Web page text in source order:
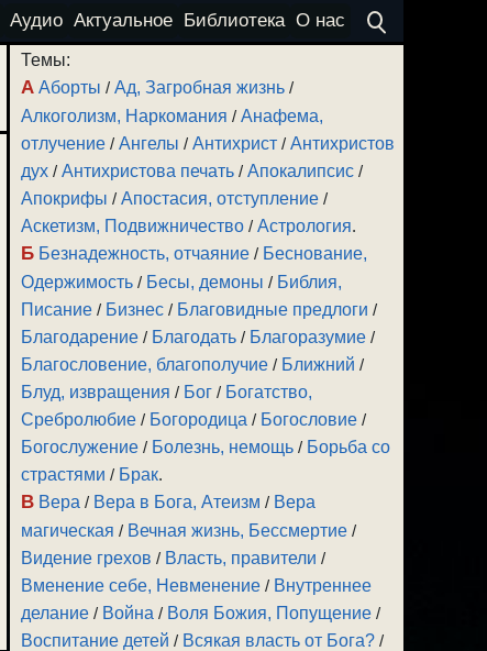
Аудио Актуальное Библиотека О нас
Темы:
А Аборты /Ад, Загробная жизнь /
Алкоголизм, Наркомания /Анафема,
отлучение /Ангелы /Антихрист /Антихристов
дух /Антихристова печать /Апокалипсис /
Апокрифы /Апостасия, отступление /
Аскетизм, Подвижничество /Астрология.
Б Безнадежность, отчаяние / Беснование,
Одержимость / Бесы, демоны / Библия,
Писание / Бизнес / Благовидные предлоги /
Благодарение / Благодать / Благоразумие /
Благословение, благополучие / Ближний /
Блуд, извращения / Бог / Богатство,
Сребролюбие / Богородица / Богословие /
Богослужение / Болезнь, немощь / Борьба со
страстями / Брак.
В Вера / Вера в Бога, Атеизм / Вера
магическая / Вечная жизнь, Бессмертие /
Видение грехов / Власть, правители /
Вменение себе, Невменение / Внутреннее
делание / Война / Воля Божия, Попущение /
Воспитание детей / Всякая власть от Бога? /